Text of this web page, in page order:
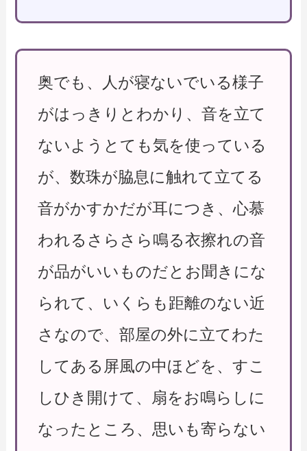
奥でも、人が寝ないでいる様子
がはっきりとわかり、音を立て
ないようとても気を使っている
が、数珠が脇息に触れて立てる
音がかすかだが耳につき、心慕
われるさらさら鳴る衣擦れの音
が品がいいものだとお聞きにな
られて、いくらも距離のない近
さなので、部屋の外に立てわた
してある屏風の中ほどを、すこ
しひき開けて、扇をお鳴らしに
なったところ、思いも寄らない